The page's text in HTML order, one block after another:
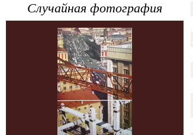
Случайная фотография